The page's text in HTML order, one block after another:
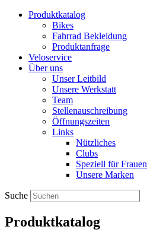
Produktkatalog
Bikes
Fahrrad Bekleidung
Produktanfrage
Veloservice
Über uns
Unser Leitbild
Unsere Werkstatt
Team
Stellenauschreibung
Öffnungszeiten
Links
Nützliches
Clubs
Speziell für Frauen​
Unsere Marken
Suche
Produktkatalog